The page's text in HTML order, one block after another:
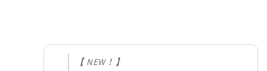
【 NEW！】